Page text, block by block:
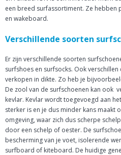
een breed surfassortiment. Ze hebben
en wakeboard.
Verschillende soorten
Er zijn verschillende soorten
surfshoes en surfsocks. Ook
verkopen in dikte. Zo heb je
De zool van de surfschoenen kan ook
kevlar. Kevlar wordt toegevoegd aan
sterker is en je dus minder kans maakt
omgeving, waar zich dus scherpe
door een schelp of oester. De
bescherming van je voet, isolerende
surfboard of kiteboard. De huidige